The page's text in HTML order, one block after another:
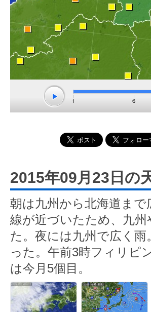
2015年09月23日の
朝は九州から北海道ま
線が近づいたため、九
た。夜には九州で広く
った。午前3時フィリピ
は今月5個目。